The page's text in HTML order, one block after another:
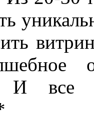
И